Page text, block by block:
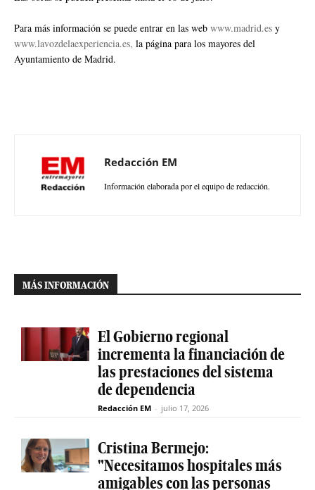
Para más información se puede entrar en las web www.madrid.es y
www.lavozdelaexperiencia.es, la página para los mayores del
Ayuntamiento de Madrid.
Redacción EM
Información elaborada por el equipo de redacción.
MÁS INFORMACIÓN
El Gobierno regional
incrementa la financiación de
las prestaciones del sistema
de dependencia
Redacción EM - julio 17, 2026
Cristina Bermejo:
"Necesitamos hospitales más
amigables con las personas